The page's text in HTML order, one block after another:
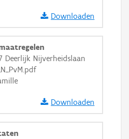
in grijswaarden
Downloaden
Deerlijk Nijverheidslaan
Downloaden